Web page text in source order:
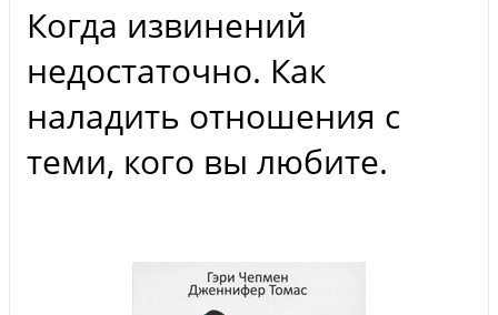
Когда извинений
недостаточно. Как
наладить отношения с
теми, кого вы любите.